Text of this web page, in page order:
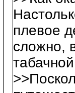
плевое
сложно,